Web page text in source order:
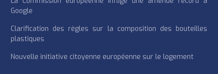
Google
Clarification des règles sur la composition des bouteilles
plastiques
Nouvelle initiative citoyenne européenne sur le logement